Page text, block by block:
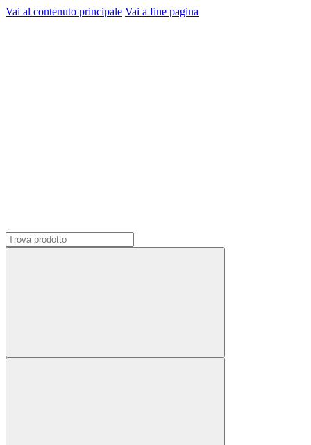
Vai al contenuto principale Vai a fine pagina